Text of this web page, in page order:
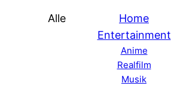
Alle
Home
Entertainment
Anime
Realfilm
Musik